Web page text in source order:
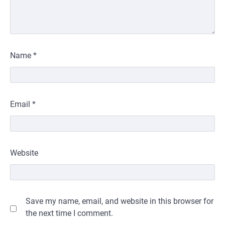
Name *
Email *
Website
Save my name, email, and website in this browser for
the next time I comment.